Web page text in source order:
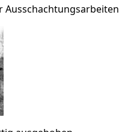
Ausschachtungsarbeiten